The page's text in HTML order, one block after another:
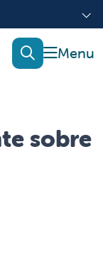
show
search
sobre